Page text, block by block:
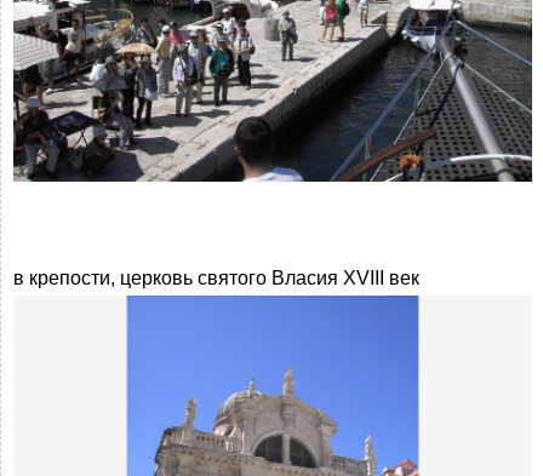
в крепости, церковь святого Власия XVIII век